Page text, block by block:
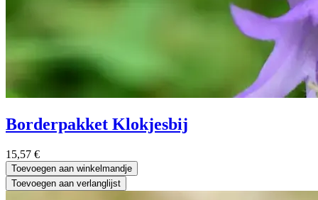
Borderpakket Klokjesbij
15,57 €
Toevoegen aan winkelmandje
Toevoegen aan verlanglijst